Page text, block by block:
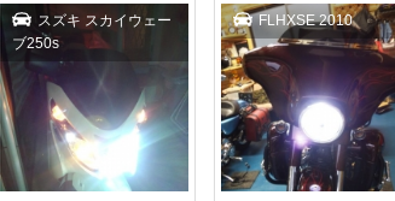
スズキ スカイウェー
ブ250s
FLHXSE 2010